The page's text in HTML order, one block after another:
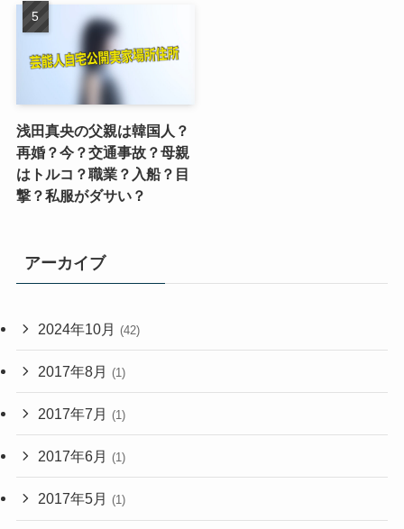
浅田真央の父親は韓国人？
再婚？今？交通事故？母親
はトルコ？職業？入船？目
撃？私服がダサい？
アーカイブ
2024年10月 (42)
2017年8月 (1)
2017年7月 (1)
2017年6月 (1)
2017年5月 (1)